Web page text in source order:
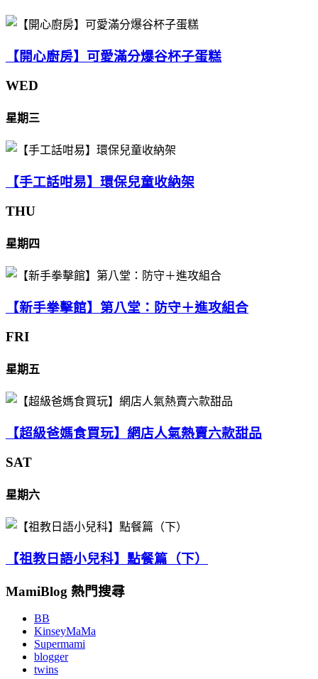
【開心廚房】可愛滿分爆谷杯子蛋糕
WED
星期三
【手工話咁易】環保兒童收納架
THU
星期四
【新手拳擊館】第八堂：防守＋進攻組合
FRI
星期五
【超級爸媽食買玩】網店人氣熱賣六款甜品
SAT
星期六
【祖教日語小兒科】點餐篇（下）
MamiBlog 熱門搜尋
BB
KinseyMaMa
Supermami
blogger
twins